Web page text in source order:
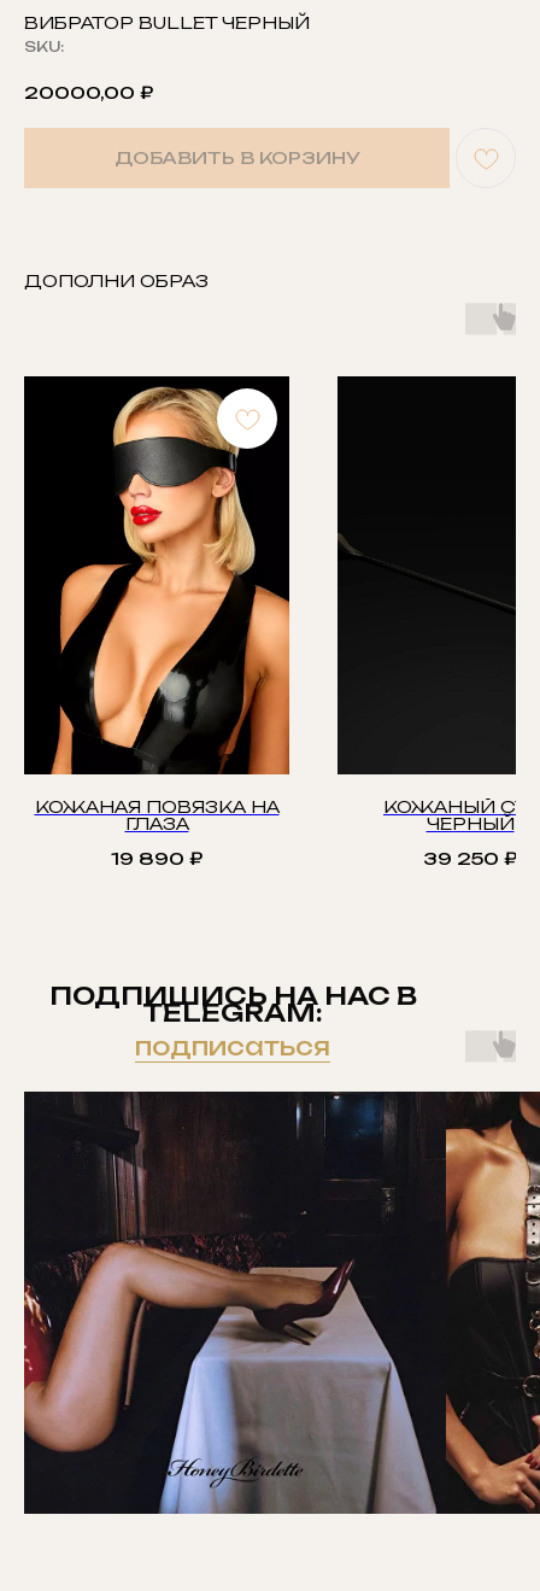
ВИБРАТОР BULLET ЧЕРНЫЙ
SKU:
20000,00 ₽
ДОБАВИТЬ В КОРЗИНУ
ДОПОЛНИ ОБРАЗ
КОЖАНАЯ ПОВЯЗКА НА
ГЛАЗА
19 890 ₽
КОЖАНЫЙ
ЧЕРНЫЙ
39 250 ₽
ПОДПИШИСЬ НА НАС В
TELEGRAM:
подписаться